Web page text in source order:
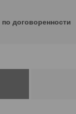
по договоренности